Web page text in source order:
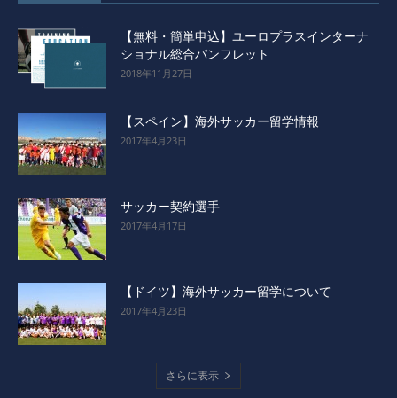
【無料・簡単申込】ユーロプラスインターナ
ショナル総合パンフレット
2018年11月27日
【スペイン】海外サッカー留学情報
2017年4月23日
サッカー契約選手
2017年4月17日
【ドイツ】海外サッカー留学について
2017年4月23日
さらに表示